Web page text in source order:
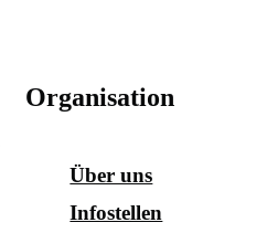
Organisation
Über uns
Infostellen